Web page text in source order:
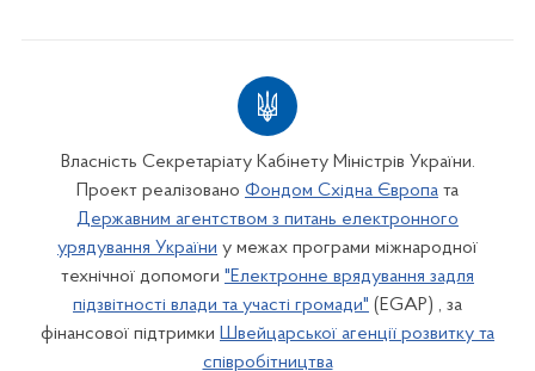
Власність Секретаріату Кабінету Міністрів України.
Проект реалізовано Фондом Східна Європа та
Державним агентством з питань електронного
урядування України у межах програми міжнародної
технічної допомоги "Електронне врядування задля
підзвітності влади та участі громади" (EGAP) , за
фінансової підтримки Швейцарської агенції розвитку та
співробітництва